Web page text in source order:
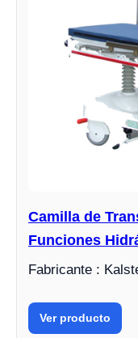
Camilla de
Funciones
Fabricante :
Ver producto